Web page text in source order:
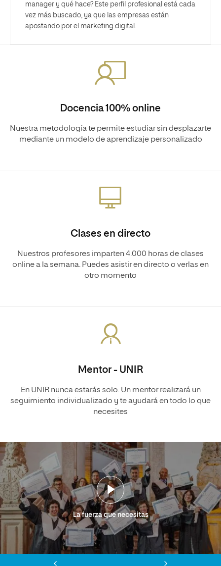
manager y qué hace? Este perfil profesional está cada
vez más buscado, ya que las empresas están
apostando por el marketing digital.
Docencia 100% online
Nuestra metodología te permite estudiar sin desplazarte
mediante un modelo de aprendizaje personalizado
Clases en directo
Nuestros profesores imparten 4.000 horas de clases
online a la semana. Puedes asistir en directo o verlas en
otro momento
Mentor - UNIR
En UNIR nunca estarás solo. Un mentor realizará un
seguimiento individualizado y te ayudará en todo lo que
necesites
La fuerza que necesitas